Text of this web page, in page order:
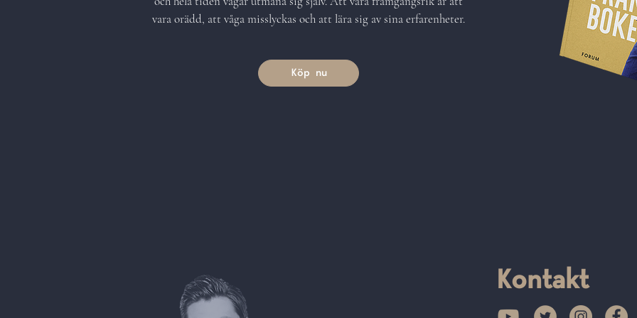
vara orädd, att våga misslyckas och att lära sig av sina erfarenheter.
Köp nu
Kontakt